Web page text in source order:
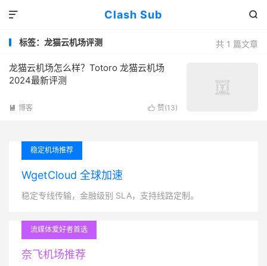
Clash Sub 

共 1 篇文章
标签：龙猫云机场评测
龙猫云机场怎么样？Totoro 龙猫云机场
2024最新评测
 赞(13)
 博客
稳定机场推荐
WgetCloud 全球加速
稳定专线传输，金融级别 SLA，支持线路定制。
流媒体爱好者首选
奈飞机场推荐